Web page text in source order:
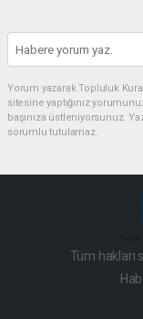
Yorum yazarak Topluluk
sitesine yaptığınız
başınıza üstleniyorsunuz.
sorumlu tutulamaz.
Tüm hakları